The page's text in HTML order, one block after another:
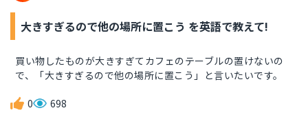
大きすぎるので他の場所に置こう を英語で教えて!
買い物したものが大きすぎてカフェのテーブルの置けないの
で、「大きすぎるので他の場所に置こう」と言いたいです。
0 698